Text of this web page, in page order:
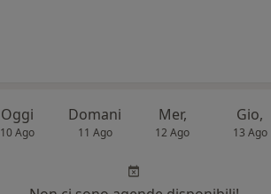
Oggi
10 Ago
Domani
11 Ago
Mer,
12 Ago
Gio,
13 Ago